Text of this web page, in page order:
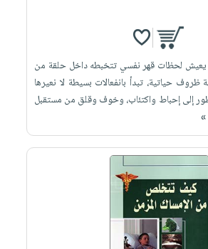
يعيش لحظات قهر نفسي تتخبطه داخل حلقة من
ظروف حياتية، تبدأ بانفعالات بسيطة لا نعيرها
إلى إحباط واكتئاب، وخوف وقلق من مستقبل